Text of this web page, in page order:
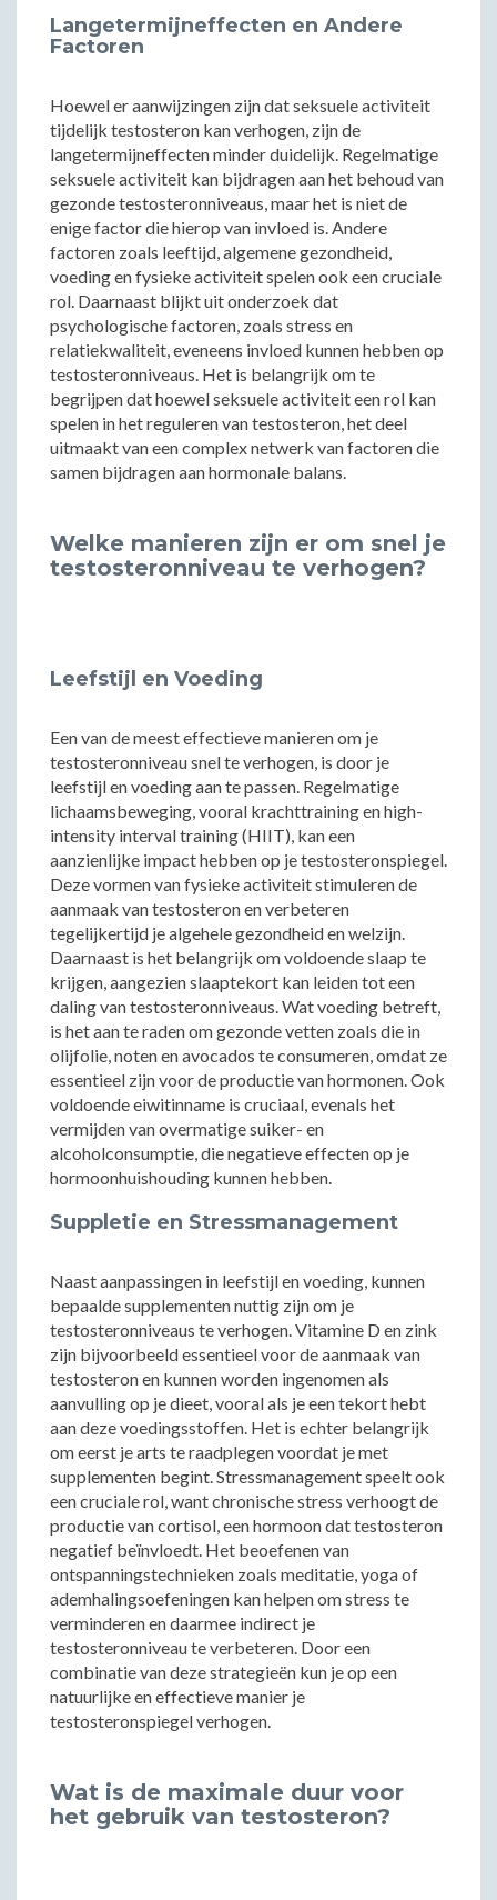
Langetermijneffecten en Andere
Factoren
Hoewel er aanwijzingen zijn dat seksuele activiteit
tijdelijk testosteron kan verhogen, zijn de
langetermijneffecten minder duidelijk. Regelmatige
seksuele activiteit kan bijdragen aan het behoud van
gezonde testosteronniveaus, maar het is niet de
enige factor die hierop van invloed is. Andere
factoren zoals leeftijd, algemene gezondheid,
voeding en fysieke activiteit spelen ook een cruciale
rol. Daarnaast blijkt uit onderzoek dat
psychologische factoren, zoals stress en
relatiekwaliteit, eveneens invloed kunnen hebben op
testosteronniveaus. Het is belangrijk om te
begrijpen dat hoewel seksuele activiteit een rol kan
spelen in het reguleren van testosteron, het deel
uitmaakt van een complex netwerk van factoren die
samen bijdragen aan hormonale balans.
Welke manieren zijn er om snel je
testosteronniveau te verhogen?
Leefstijl en Voeding
Een van de meest effectieve manieren om je
testosteronniveau snel te verhogen, is door je
leefstijl en voeding aan te passen. Regelmatige
lichaamsbeweging, vooral krachttraining en high-
intensity interval training (HIIT), kan een
aanzienlijke impact hebben op je testosteronspiegel.
Deze vormen van fysieke activiteit stimuleren de
aanmaak van testosteron en verbeteren
tegelijkertijd je algehele gezondheid en welzijn.
Daarnaast is het belangrijk om voldoende slaap te
krijgen, aangezien slaaptekort kan leiden tot een
daling van testosteronniveaus. Wat voeding betreft,
is het aan te raden om gezonde vetten zoals die in
olijfolie, noten en avocados te consumeren, omdat ze
essentieel zijn voor de productie van hormonen. Ook
voldoende eiwitinname is cruciaal, evenals het
vermijden van overmatige suiker- en
alcoholconsumptie, die negatieve effecten op je
hormoonhuishouding kunnen hebben.
Suppletie en Stressmanagement
Naast aanpassingen in leefstijl en voeding, kunnen
bepaalde supplementen nuttig zijn om je
testosteronniveaus te verhogen. Vitamine D en zink
zijn bijvoorbeeld essentieel voor de aanmaak van
testosteron en kunnen worden ingenomen als
aanvulling op je dieet, vooral als je een tekort hebt
aan deze voedingsstoffen. Het is echter belangrijk
om eerst je arts te raadplegen voordat je met
supplementen begint. Stressmanagement speelt ook
een cruciale rol, want chronische stress verhoogt de
productie van cortisol, een hormoon dat testosteron
negatief beïnvloedt. Het beoefenen van
ontspanningstechnieken zoals meditatie, yoga of
ademhalingsoefeningen kan helpen om stress te
verminderen en daarmee indirect je
testosteronniveau te verbeteren. Door een
combinatie van deze strategieën kun je op een
natuurlijke en effectieve manier je
testosteronspiegel verhogen.
Wat is de maximale duur voor
het gebruik van testosteron?